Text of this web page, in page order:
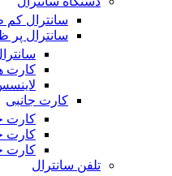
سانترال
سانترال پر
کارت
کارت جانبی
کارت
کارت
کارت
تلفن سانترال